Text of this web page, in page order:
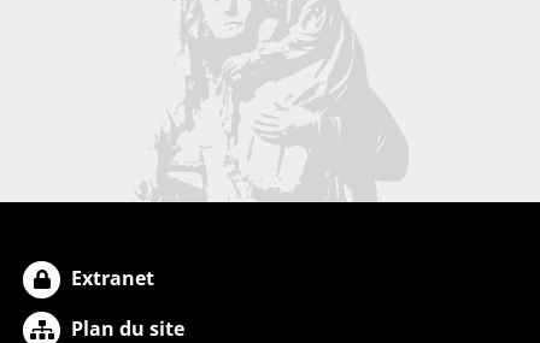
Extranet
Plan du site